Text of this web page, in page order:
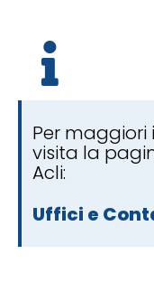
Per
visita la
Acli:
Uffici e